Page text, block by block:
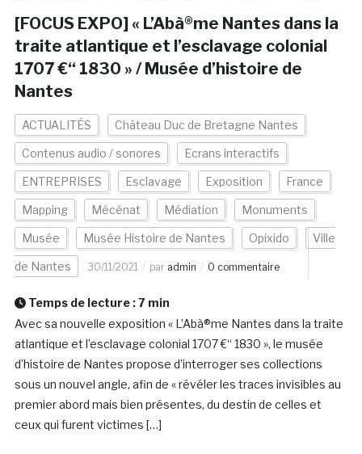
[FOCUS EXPO] « L’Abà®me Nantes dans la
traite atlantique et l’esclavage colonial
1707 €“ 1830 » / Musée d’histoire de
Nantes
ACTUALITÉS Château Duc de Bretagne Nantes
Contenus audio / sonores Ecrans interactifs
ENTREPRISES Esclavage Exposition France
Mapping Mécénat Médiation Monuments
Musée Musée Histoire de Nantes Opixido Ville
de Nantes 30/11/2021 par admin 0 commentaire
Temps de lecture :7 min
Avec sa nouvelle exposition « L’Abà®me Nantes dans la traite
atlantique et l’esclavage colonial 1707 €“ 1830 », le musée
d’histoire de Nantes propose d’interroger ses collections
sous un nouvel angle, afin de « révéler les traces invisibles au
premier abord mais bien présentes, du destin de celles et
ceux qui furent victimes […]